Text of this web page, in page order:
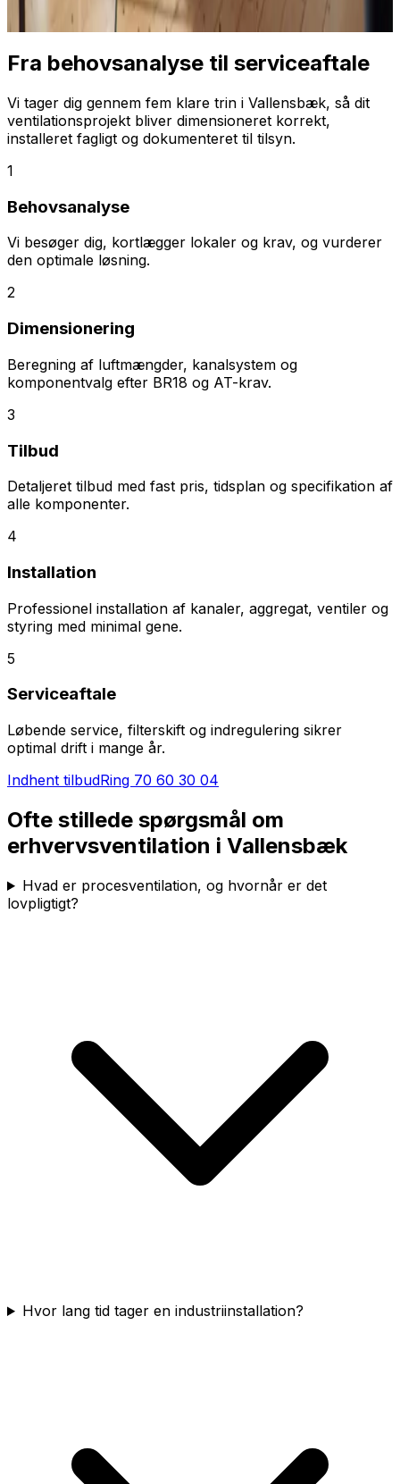
Fra behovsanalyse til serviceaftale
Vi tager dig gennem fem klare trin i Vallensbæk, så dit
ventilationsprojekt bliver dimensioneret korrekt,
installeret fagligt og dokumenteret til tilsyn.
1
Behovsanalyse
Vi besøger dig, kortlægger lokaler og krav, og vurderer
den optimale løsning.
2
Dimensionering
Beregning af luftmængder, kanalsystem og
komponentvalg efter BR18 og AT-krav.
3
Tilbud
Detaljeret tilbud med fast pris, tidsplan og specifikation af
alle komponenter.
4
Installation
Professionel installation af kanaler, aggregat, ventiler og
styring med minimal gene.
5
Serviceaftale
Løbende service, filterskift og indregulering sikrer
optimal drift i mange år.
Indhent tilbudRing 70 60 30 04
Ofte stillede spørgsmål om
erhvervsventilation i Vallensbæk
Hvad er procesventilation, og hvornår er det
lovpligtigt?
Hvor lang tid tager en industriinstallation?